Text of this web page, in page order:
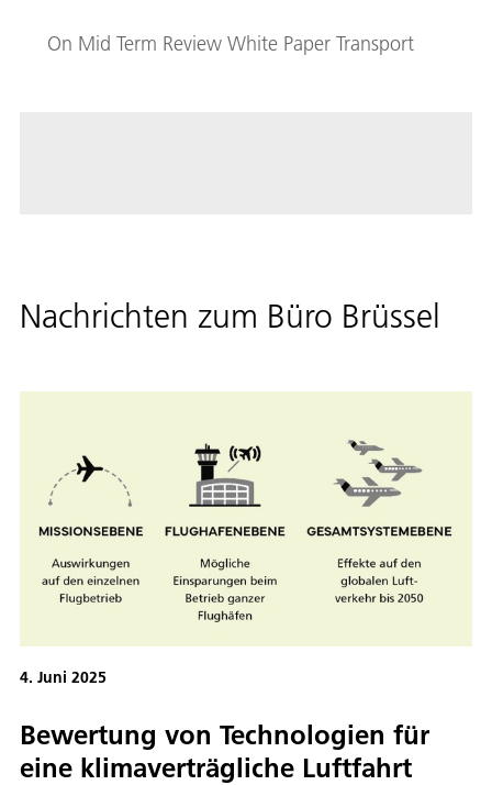
On Mid Term Review White Paper Transport
Nachrichten zum Büro Brüssel
4. Juni 2025
Bewertung von Technologien für
eine klimaverträgliche Luftfahrt